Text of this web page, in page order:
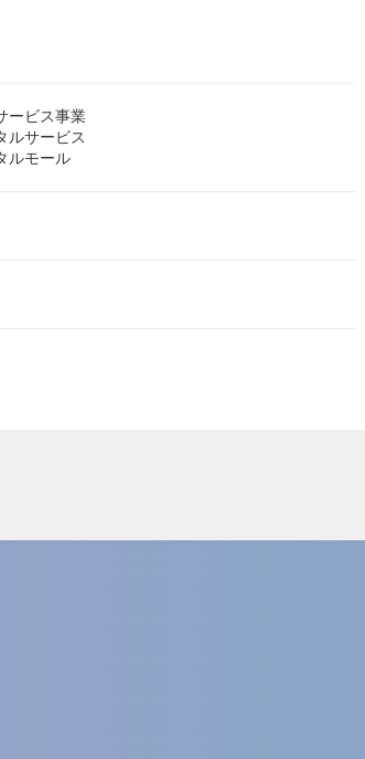
ービス事業
ルサービス
ルモール